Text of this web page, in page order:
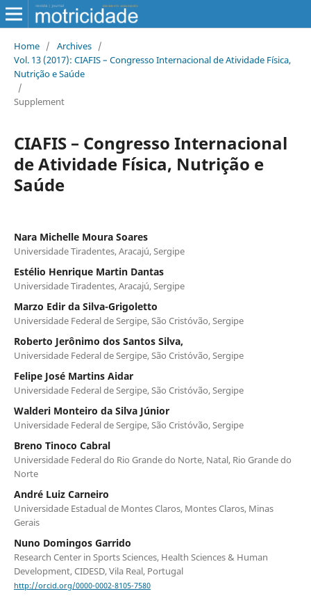
Home / Archives /
Vol. 13 (2017): CIAFIS – Congresso Internacional de Atividade Física,
Nutrição e Saúde
/
Supplement
CIAFIS – Congresso Internacional
de Atividade Física, Nutrição e
Saúde
Nara Michelle Moura Soares
Universidade Tiradentes, Aracajú, Sergipe
Estélio Henrique Martin Dantas
Universidade Tiradentes, Aracajú, Sergipe
Marzo Edir da Silva-Grigoletto
Universidade Federal de Sergipe, São Cristóvão, Sergipe
Roberto Jerônimo dos Santos Silva,
Universidade Federal de Sergipe, São Cristóvão, Sergipe
Felipe José Martins Aidar
Universidade Federal de Sergipe, São Cristóvão, Sergipe
Walderi Monteiro da Silva Júnior
Universidade Federal de Sergipe, São Cristóvão, Sergipe
Breno Tinoco Cabral
Universidade Federal do Rio Grande do Norte, Natal, Rio Grande do
Norte
André Luiz Carneiro
Universidade Estadual de Montes Claros, Montes Claros, Minas
Gerais
Nuno Domingos Garrido
Research Center in Sports Sciences, Health Sciences & Human
Development, CIDESD, Vila Real, Portugal
http://orcid.org/0000-0002-8105-7580